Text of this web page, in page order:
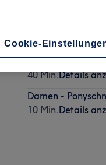
30 Min.Details
Damen -
40 Min.Details
Damen -
10 Min.Details
Cookie-